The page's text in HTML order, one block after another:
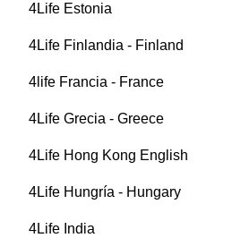
4Life Estonia
4Life Finlandia - Finland
4life Francia - France
4Life Grecia - Greece
4Life Hong Kong English
4Life Hungría - Hungary
4Life India